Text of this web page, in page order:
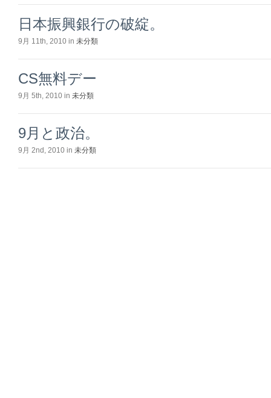
日本振興銀行の破綻。
9月 11th, 2010 in 未分類
CS無料デー
9月 5th, 2010 in 未分類
9月と政治。
9月 2nd, 2010 in 未分類